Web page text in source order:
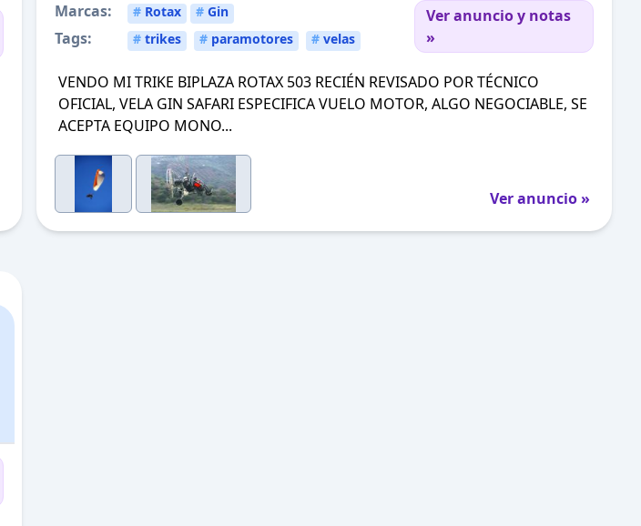
Marcas: #Rotax #Gin
Tags: #trikes #paramotores #velas
Ver anuncio y notas
»
VENDO MI TRIKE BIPLAZA ROTAX 503 RECIÉN REVISADO POR TÉCNICO
OFICIAL, VELA GIN SAFARI ESPECIFICA VUELO MOTOR, ALGO NEGOCIABLE, SE
ACEPTA EQUIPO MONO...
Ver anuncio »